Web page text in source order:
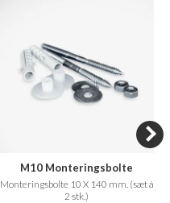
M10 Monteringsbolte
Monteringsbolte 10 X 140 mm. (sæt á
2 stk.)